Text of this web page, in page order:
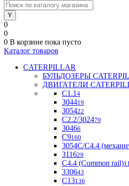
0
0
0 В корзине пока пусто
Каталог товаров
CATERPILLAR
БУЛЬДОЗЕРЫ
ДВИГАТЕЛИ
C1.1 4
304419
305422
С2.2/302479
30466
С9160
3054С/С4.4
311629
С4.4 (Common rail)
330643
С13136